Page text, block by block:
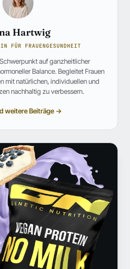
Hartwig
FÜR FRAUENGESUNDHEIT
auf ganzheitlicher
Balance. Begleitet Frauen
mit natürlichen, individuellen und
nachhaltig zu verbessern.
weitere Beiträge →